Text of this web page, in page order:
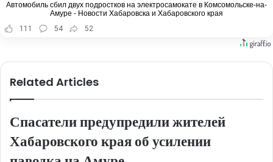
Автомобиль сбил двух подростков на электросамокате в Комсомольске-на-
Амуре - Новости Хабаровска и Хабаровского края
111
54 52
Related Articles
Спасатели предупредили жителей
Хабаровского края об усилении